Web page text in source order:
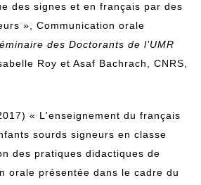
des signes et en français par des
», Communication orale
des Doctorants de l’UMR
Roy et Asaf Bachrach, CNRS,
« L'enseignement du français
sourds signeurs en classe
des pratiques didactiques de
orale présentée dans le cadre du